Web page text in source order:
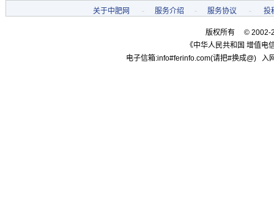
关于中肥网 - 服务介绍 - 服务协议 - 投
版权所有 © 2002-
《中华人民共和国 增值电
电子信箱:info#ferinfo.com(请把#换成@)